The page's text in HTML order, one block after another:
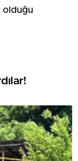
olduğu